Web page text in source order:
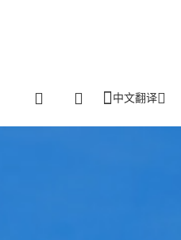
中文翻译